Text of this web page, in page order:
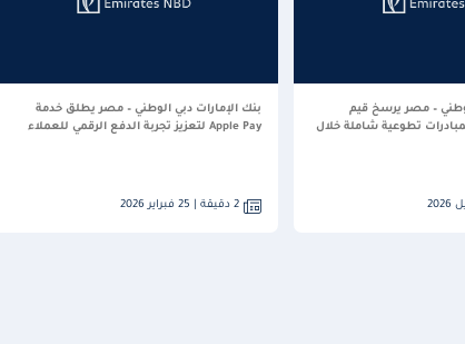
– مصر يرسخ قيم
تطوعية شاملة خلال
بنك الإمارات دبي الوطني – مصر يطلق خدمة
Apple Pay لتعزيز تجربة الدفع الرقمي للعملاء
2 دقيقة | 25 فبراير 2026